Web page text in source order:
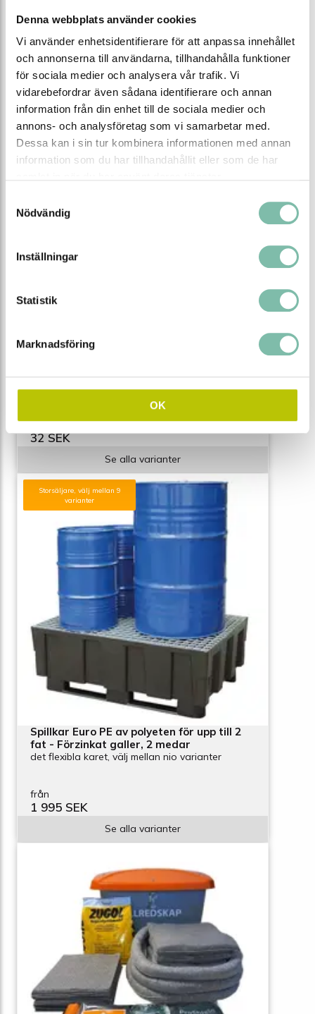
Denna webbplats använder cookies
Vi använder enhetsidentifierare för att anpassa innehållet
och annonserna till användarna, tillhandahålla funktioner
för sociala medier och analysera vår trafik. Vi
vidarebefordrar även sådana identifierare och annan
information från din enhet till de sociala medier och
annons- och analysföretag som vi samarbetar med.
Dessa kan i sin tur kombinera informationen med annan
information som du har tillhandahållit eller som de har
Nödvändig
Inställningar
Statistik
Marknadsföring
OK
Ladda ner produktblad
Relaterade produkter
doppad
från
32 SEK
Se alla varianter
Storsäljare, välj mellan 9
varianter
Spillkar Euro PE av polyeten för upp till 2
fat - Förzinkat galler, 2 medar
det flexibla karet, välj mellan nio varianter
från
1 995 SEK
Se alla varianter